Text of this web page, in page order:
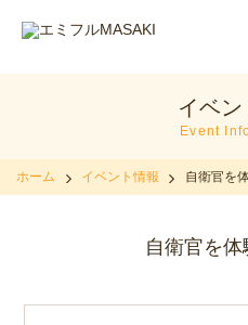
イベン
Event
ホーム イベント情報 自衛官を
自衛官を体